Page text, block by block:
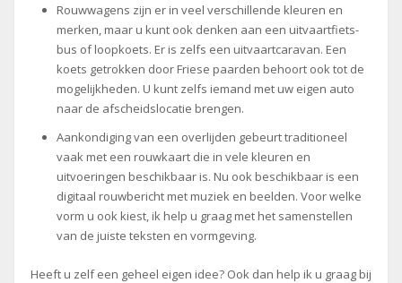
Rouwwagens zijn er in veel verschillende kleuren en
merken, maar u kunt ook denken aan een uitvaartfiets-
bus of loopkoets. Er is zelfs een uitvaartcaravan. Een
koets getrokken door Friese paarden behoort ook tot de
mogelijkheden. U kunt zelfs iemand met uw eigen auto
naar de afscheidslocatie brengen.
Aankondiging van een overlijden gebeurt traditioneel
vaak met een rouwkaart die in vele kleuren en
uitvoeringen beschikbaar is. Nu ook beschikbaar is een
digitaal rouwbericht met muziek en beelden. Voor welke
vorm u ook kiest, ik help u graag met het samenstellen
van de juiste teksten en vormgeving.
Heeft u zelf een geheel eigen idee? Ook dan help ik u graag bij